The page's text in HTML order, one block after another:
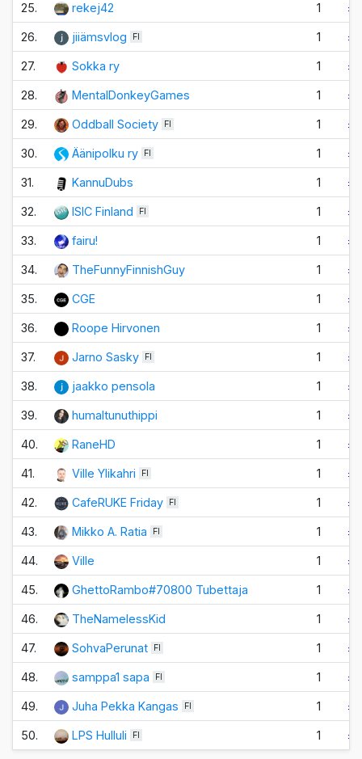
25. rekej42 1 ±0
26. jiiämsvlog FI 1 ±0
27. Sokka ry 1 ±0
28. MentalDonkeyGames 1 ±0
29. Oddball Society FI 1 ±0
30. Äänipolku ry FI 1 ±0
31. KannuDubs 1 ±0
32. ISIC Finland FI 1 ±0
33. fairu! 1 ±0
34. TheFunnyFinnishGuy 1 ±0
35. CGE 1 ±0
36. Roope Hirvonen 1 ±0
37. Jarno Sasky FI 1 ±0
38. jaakko pensola 1 ±0
39. humaltunuthippi 1 ±0
40. RaneHD 1 ±0
41. Ville Ylikahri FI 1 ±0
42. CafeRUKE Friday FI 1 ±0
43. Mikko A. Ratia FI 1 ±0
44. Ville 1 ±0
45. GhettoRambo#70800 Tubettaja 1 ±0
46. TheNamelessKid 1 ±0
47. SohvaPerunat FI 1 ±0
48. samppa1 sapa FI 1 ±0
49. Juha Pekka Kangas FI 1 ±0
50. LPS Hulluli FI 1 ±0